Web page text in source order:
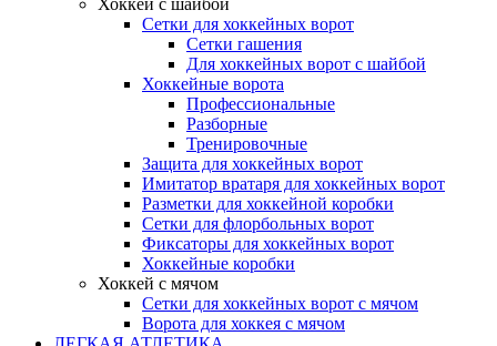
Хоккей с шайбой
Сетки для хоккейных ворот
Сетки гашения
Для хоккейных ворот с шайбой
Хоккейные ворота
Профессиональные
Разборные
Тренировочные
Защита для хоккейных ворот
Имитатор вратаря для хоккейных ворот
Разметки для хоккейной коробки
Сетки для флорбольных ворот
Фиксаторы для хоккейных ворот
Хоккейные коробки
Хоккей с мячом
Сетки для хоккейных ворот с мячом
Ворота для хоккея с мячом